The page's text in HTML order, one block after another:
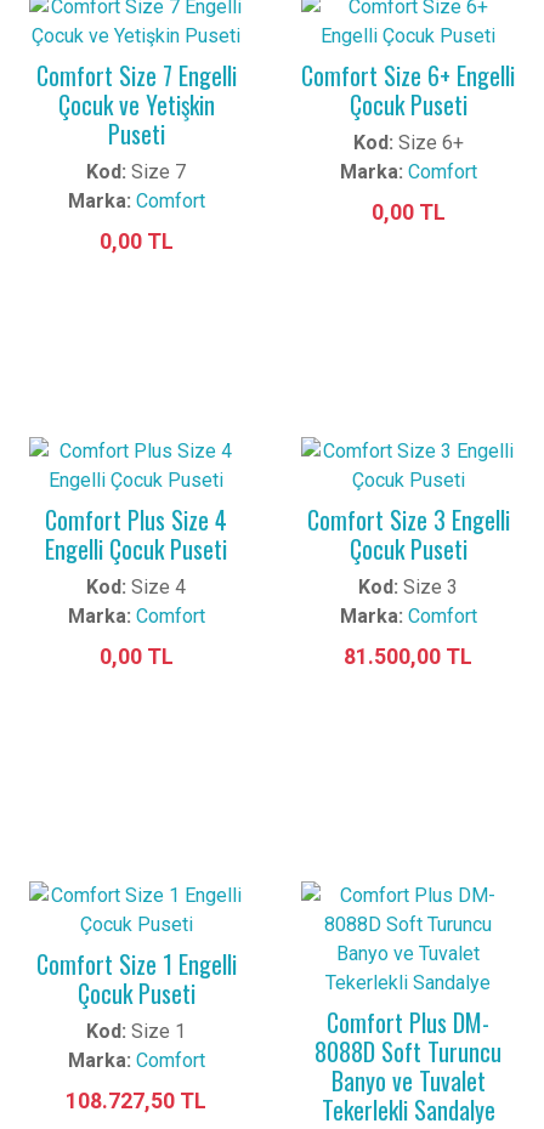
Comfort Size 7 Engelli
Çocuk ve Yetişkin
Puseti
Kod: Size 7
Marka: Comfort
0,00 TL
Comfort Size 6+ Engelli
Çocuk Puseti
Kod: Size 6+
Marka: Comfort
0,00 TL
Comfort Plus Size 4
Engelli Çocuk Puseti
Kod: Size 4
Marka: Comfort
0,00 TL
Comfort Size 3 Engelli
Çocuk Puseti
Kod: Size 3
Marka: Comfort
81.500,00 TL
Comfort Size 1 Engelli
Çocuk Puseti
Kod: Size 1
Marka: Comfort
108.727,50 TL
Comfort Plus DM-
8088D Soft Turuncu
Banyo ve Tuvalet
Tekerlekli Sandalye